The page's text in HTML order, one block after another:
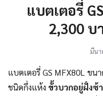
แบตเตอรี่
2,300 บ
มีนา
แบตเตอรี่ GS MFX80L ขน
ชนิดกึ่งแห้ง ขั้วบวกอยู่ฝั่งซ้